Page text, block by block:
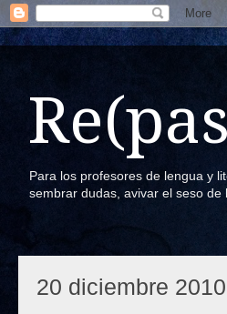
Para los profesores de lengua y
sembrar dudas, avivar el seso de
20 diciembre 2010